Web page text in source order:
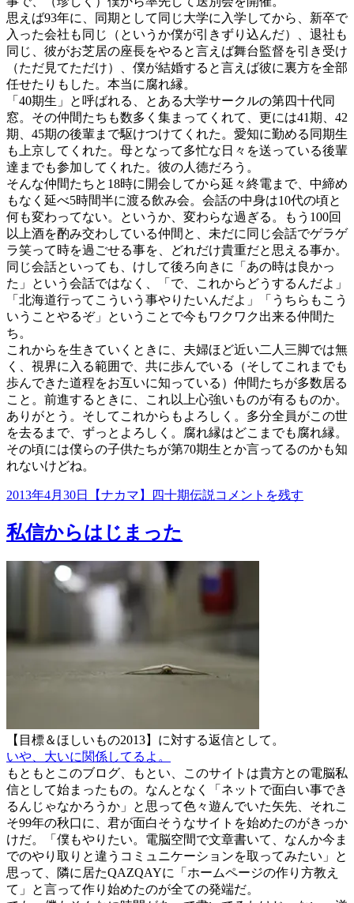
城
塞
に
思えば93年に、同期として同じ大学に入学してから、新卒で
入った会社も同じ（というか僕が引きずり込んだ）、退社も
同じ、彼がお芝居の座長をやると言えば舞台監督を引き受け
（ただ見てただけ）、僕が結婚すると言えば彼に裏方を全部
任せたりもした。本当に腐れ縁。
「40期生」と呼ばれる、とある大学サークルの第四十代同
窓。その仲間たちも数多く集まってくれて、更には41期、42
期、45期の後輩まで駆けつけてくれた。愛知に勤める同期生
も上京してくれた。母となって多忙な日々を送っている後輩
達までも参加してくれた。彼の人徳だろう。
そんな仲間たちと18時に開会してから延々終電まで、中締め
もなく延べ5時間半に渡る飲み会。会話の中身は10代の頃と
何も変わってない。というか、変わらな過ぎる。もう100回
以上酒を酌み交わしている仲間と、未だに同じ会話でゲラゲ
ラ笑って時を過ごせる事を、どれだけ貴重だと思える事か。
同じ会話といっても、けして後ろ向きに「あの時は良かっ
た」という会話ではなく、「で、これからどうするんだよ」
「北海道行ってこういう事やりたいんだよ」「うちらもこう
いうことやるぞ」ということで今もワクワク出来る仲間た
ち。
これからを生きていくときに、夫婦ほど近い二人三脚では無
く、視界に入る範囲で、共に歩んでいる（そしてこれまでも
歩んできた道程をお互いに知っている）仲間たちが多数居る
こと。前進するときに、これ以上心強いものが有るものか。
ありがとう。そしてこれからもよろしく。多分全員がこの世
を去るまで、ずっとよろしく。腐れ縁はどこまでも腐れ縁。
その頃には僕らの子供たちが第70期生とか言ってるのかも知
れないけどね。
投
日:
2013年4月30日
カ
ゴ
リ
ー
【ナカマ】四十期伝説 送
コメントを残す
私信からはじまった
【目標＆ほしいもの2013】に対する返信として。
いや、大いに関係してるよ。
もともとこのブログ、もとい、このサイトは貴方との電脳私
信として始まったもの。なんとなく「ネットで面白い事でき
るんじゃなかろうか」と思って色々遊んでいた矢先、それこ
そ99年の秋口に、君が面白そうなサイトを始めたのがきっか
けだ。「僕もやりたい。電脳空間で文章書いて、なんか今ま
でのやり取りと違うコミュニケーションを取ってみたい」と
思って、隣に居たQAZQAYに「ホームページの作り方教え
て」と言って作り始めたのが全ての発端だ。